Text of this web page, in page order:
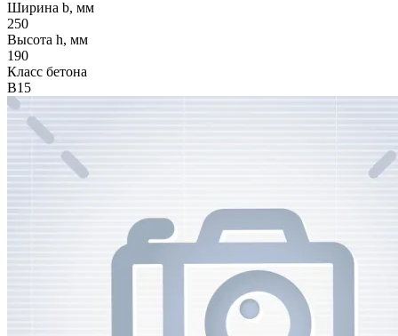
Ширина b, мм
250
Высота h, мм
190
Класс бетона
В15